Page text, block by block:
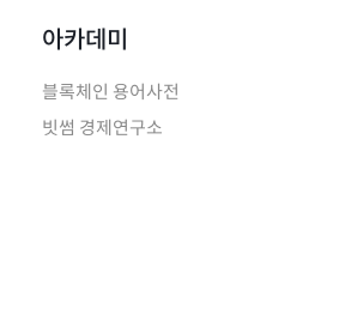
아카데미
블록체인 용어사전
빗썸 경제연구소